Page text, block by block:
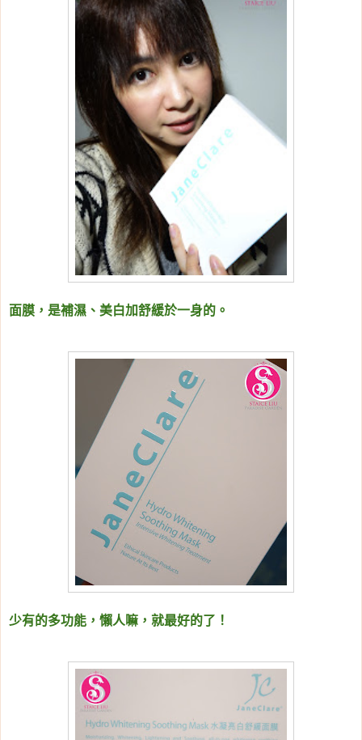
面膜，是補濕、美白加舒緩於一身的。
少有的多功能，懶人嘛，就最好的了！